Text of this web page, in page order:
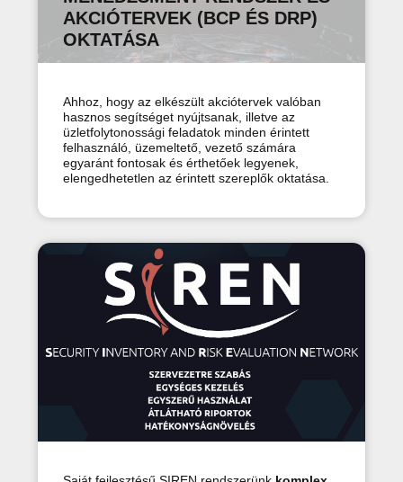
AKCIÓTERVEK (BCP ÉS DRP)
OKTATÁSA
Ahhoz, hogy az elkészült akciótervek valóban
hasznos segítséget nyújtsanak, illetve az
üzletfolytonossági feladatok minden érintett
felhasználó, üzemeltető, vezető számára
egyaránt fontosak és érthetőek legyenek,
elengedhetetlen az érintett szereplők oktatása.